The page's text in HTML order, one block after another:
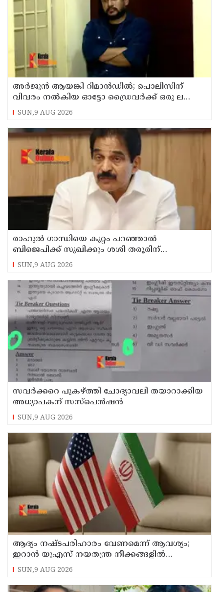
അര്‍ജുന്‍ ആയങ്കി റിമാന്‍ഡില്‍; പൊലിസിന്
വിവരം നൽകിയ ഓട്ടോ ഡ്രൈവർക്ക് ഒരു ലക്ഷം
പാരിതോഷികം നൽകുമെന്ന് മന്ത്രി
SUN,9 AUG 2026
രാഹുല്‍ ഗാന്ധിയെ കുറ്റം പറഞ്ഞാല്‍
ബിജെപിക്ക് സുഖിക്കും ശശി തരൂരിന്
മറുപടിയുമായി കെ സി വേണുഗോപാല്‍
SUN,9 AUG 2026
സവര്‍ക്കറെ പുകഴ്ത്തി ചോദ്യാവലി തയാറാക്കിയ
അധ്യാപകന് സസ്‌പെന്‍ഷന്‍
SUN,9 AUG 2026
ആദ്യം നഷ്ടപരിഹാരം വേണമെന്ന് ആവശ്യം;
ഇറാന്‍ യുഎസ് നയതന്ത്ര നീക്കങ്ങളില്‍
അനിശ്ചിതത്വം
SUN,9 AUG 2026